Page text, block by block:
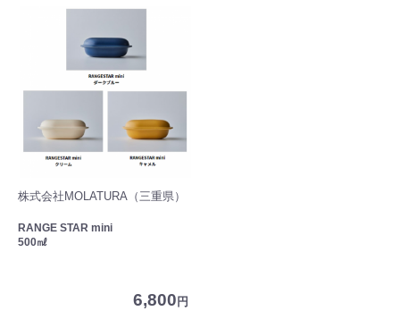
株式会社MOLATURA（三重県）
RANGE STAR mini
500㎖
6,800 円